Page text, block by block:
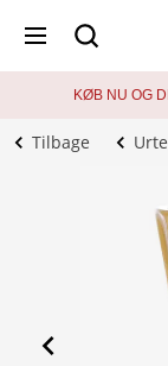
KØB NU OG
Tilbage